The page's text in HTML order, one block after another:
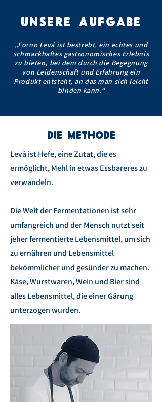
UNSERE AUFGABE
„Forno Levá ist bestrebt, ein echtes und
schmackhaftes gastronomisches Erlebnis
zu bieten, bei dem durch die Begegnung
von Leidenschaft und Erfahrung ein
Produkt entsteht, an das man sich leicht
binden kann.“
DIE METHODE
Levà ist Hefe, eine Zutat, die es
ermöglicht, Mehl in etwas Essbareres zu
verwandeln.
Die Welt der Fermentationen ist sehr
umfangreich und der Mensch nutzt seit
jeher fermentierte Lebensmittel, um sich
zu ernähren und Lebensmittel
bekömmlicher und gesünder zu machen.
Käse, Wurstwaren, Wein und Bier sind
alles Lebensmittel, die einer Gärung
unterzogen wurden.